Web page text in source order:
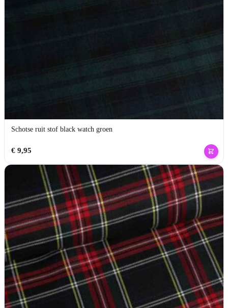
Schotse ruit stof black watch groen
€9,95